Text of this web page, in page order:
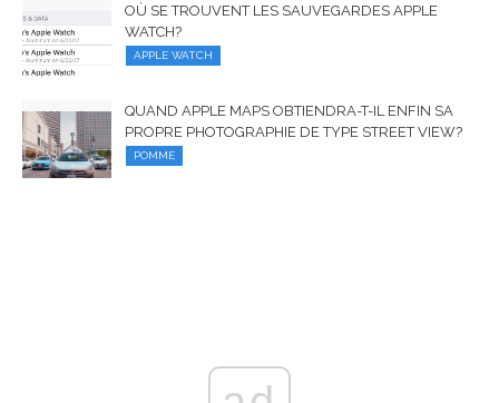
OÙ SE TROUVENT LES SAUVEGARDES APPLE
WATCH?
APPLE WATCH
QUAND APPLE MAPS OBTIENDRA-T-IL ENFIN SA
PROPRE PHOTOGRAPHIE DE TYPE STREET VIEW?
POMME